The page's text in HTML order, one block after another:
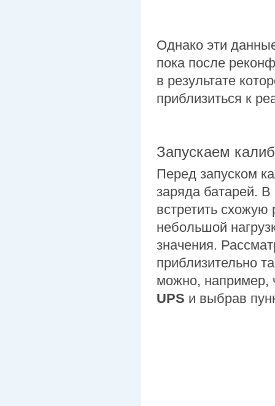
Однако эти
пока после
в результате
приблизиться к
Запускаем
Перед запуском
заряда батарей.
встретить
небольшой
значения.
приблизительно
можно, например,
UPS и выбрав